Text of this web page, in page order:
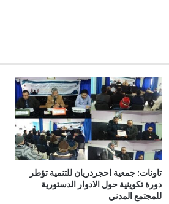
تاونات: جمعية احجردريان للتنمية تؤطر
دورة تكوينية حول الادوار الدستورية
للمجتمع المدني